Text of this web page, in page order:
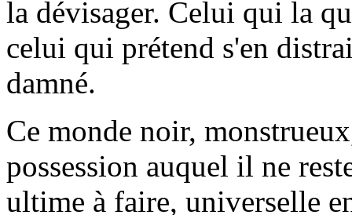
la dévisager. Celui qui la
celui qui prétend s'en
damné.
Ce monde noir,
possession auquel il ne
ultime à faire, universelle